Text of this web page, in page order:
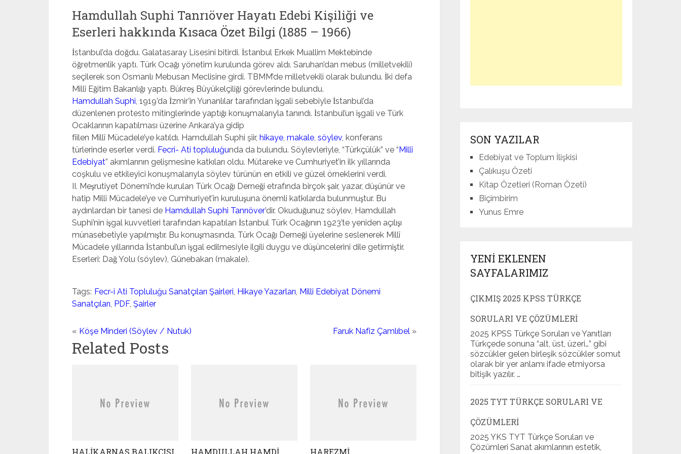
Hamdullah Suphi Tanrıöver Hayatı Edebi Kişiliği ve
Eserleri hakkında Kısaca Özet Bilgi (1885 – 1966)
İstanbul’da doğdu. Galatasaray Lisesini bitirdi. İstanbul Erkek Muallim Mektebinde
öğretmenlik yaptı. Türk Ocağı yönetim kurulunda görev aldı. Saruhan’dan mebus (milletvekili)
seçilerek son Osmanlı Mebusan Meclisine girdi. TBMM’de milletvekili olarak bulundu. İki defa
Millî Eğitim Bakanlığı yaptı. Bükreş Büyükelçiliği görevlerinde bulundu.
Hamdullah Suphi, 1919’da İzmir’in Yunanlılar tarafından işgali sebebiyle İstanbul’da
düzenlenen protesto mitinglerinde yaptığı konuşmalarıyla tanındı. İstanbul’un işgali ve Türk
Ocaklarının kapatılması üzerine Ankara’ya gidip
fiilen Millî Mücadele’ye katıldı. Hamdullah Suphi şiir, hikaye, makale, söylev, konferans
türlerinde eserler verdi. Fecri- Ati topluluğunda da bulundu. Söylevleriyle, “Türkçülük” ve “Millî
Edebiyat” akımlarının gelişmesine katkıları oldu. Mütareke ve Cumhuriyet’in ilk yıllarında
coşkulu ve etkileyici konuşmalarıyla söylev türünün en etkili ve güzel örneklerini verdi.
II. Meşrutiyet Dönemi’nde kurulan Türk Ocağı Derneği etrafında birçok şair, yazar, düşünür ve
hatip Millî Mücadele’ye ve Cumhuriyet’in kuruluşuna önemli katkılarda bulunmuştur. Bu
aydınlardan bir tanesi de Hamdullah Suphi Tanrıöver’dir. Okuduğunuz söylev, Hamdullah
Suphi’nin işgal kuvvetleri tarafından kapatılan İstanbul Türk Ocağının 1923’te yeniden açılışı
münasebetiyle yapılmıştır. Bu konuşmasında, Türk Ocağı Derneği üyelerine seslenerek Millî
Mücadele yıllarında İstanbul’un işgal edilmesiyle ilgili duygu ve düşüncelerini dile getirmiştir.
Eserleri: Dağ Yolu (söylev), Günebakan (makale).
Tags: Fecr-i Ati Topluluğu Sanatçıları Şairleri, Hikaye Yazarları, Milli Edebiyat Dönemi
Sanatçıları, PDF, Şairler
« Köşe Minderi (Söylev / Nutuk) Faruk Nafiz Çamlıbel »
Related Posts
HALİKARNAS BALIKÇISI HAMDULLAH HAMDİ HAREZMİ
SON YAZILAR
Edebiyat ve Toplum İlişkisi
Çalıkuşu Özeti
Kitap Özetleri (Roman Özeti)
Biçimbirim
Yunus Emre
YENI EKLENEN
SAYFALARIMIZ
ÇIKMIŞ 2025 KPSS TÜRKÇE
SORULARI VE ÇÖZÜMLERI
2025 KPSS Türkçe Soruları ve Yanıtları
Türkçede sonuna “alt, üst, üzeri…” gibi
sözcükler gelen birleşik sözcükler somut
olarak bir yer anlamı ifade etmiyorsa
bitişik yazılır. …
2025 TYT TÜRKÇE SORULARI VE
ÇÖZÜMLERI
2025 YKS TYT Türkçe Soruları ve
Çözümleri Sanat akımlarının estetik,